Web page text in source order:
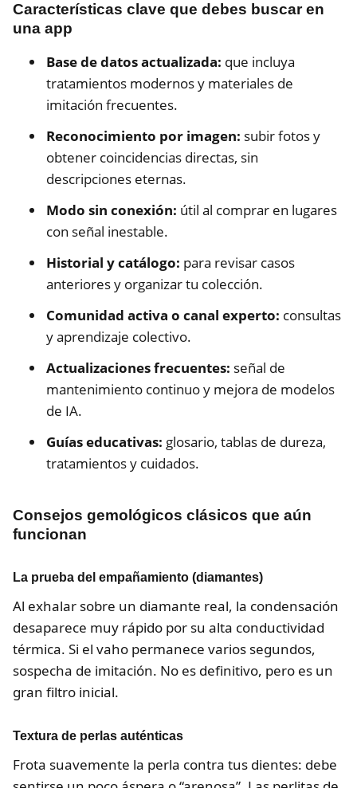
Características clave que debes buscar en
una app
Base de datos actualizada: que incluya
tratamientos modernos y materiales de
imitación frecuentes.
Reconocimiento por imagen: subir fotos y
obtener coincidencias directas, sin
descripciones eternas.
Modo sin conexión: útil al comprar en lugares
con señal inestable.
Historial y catálogo: para revisar casos
anteriores y organizar tu colección.
Comunidad activa o canal experto: consultas
y aprendizaje colectivo.
Actualizaciones frecuentes: señal de
mantenimiento continuo y mejora de modelos
de IA.
Guías educativas: glosario, tablas de dureza,
tratamientos y cuidados.
Consejos gemológicos clásicos que aún
funcionan
La prueba del empañamiento (diamantes)
Al exhalar sobre un diamante real, la condensación
desaparece muy rápido por su alta conductividad
térmica. Si el vaho permanece varios segundos,
sospecha de imitación. No es definitivo, pero es un
gran filtro inicial.
Textura de perlas auténticas
Frota suavemente la perla contra tus dientes: debe